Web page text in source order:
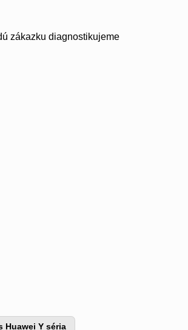
zákazku diagnostikujeme
Huawei Y séria